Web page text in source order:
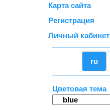
Карта сайта
Регистрация
Личный кабинет
ru
Цветовая тема